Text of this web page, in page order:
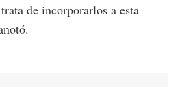
de incorporarlos a esta